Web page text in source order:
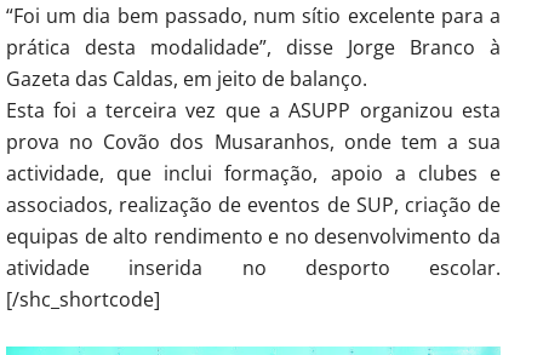
“Foi um dia bem passado, num sítio excelente para a
prática desta modalidade”, disse Jorge Branco à
Gazeta das Caldas, em jeito de balanço.
Esta foi a terceira vez que a ASUPP organizou esta
prova no Covão dos Musaranhos, onde tem a sua
actividade, que inclui formação, apoio a clubes e
associados, realização de eventos de SUP, criação de
equipas de alto rendimento e no desenvolvimento da
atividade inserida no desporto escolar.
[/shc_shortcode]